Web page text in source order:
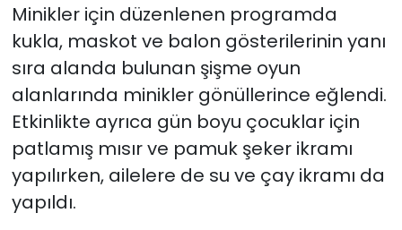
Minikler için düzenlenen programda
kukla, maskot ve balon gösterilerinin yanı
sıra alanda bulunan şişme oyun
alanlarında minikler gönüllerince eğlendi.
Etkinlikte ayrıca gün boyu çocuklar için
patlamış mısır ve pamuk şeker ikramı
yapılırken, ailelere de su ve çay ikramı da
yapıldı.